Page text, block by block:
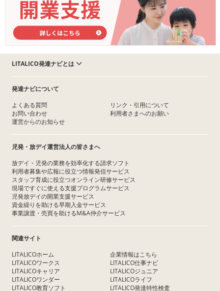
LITALICO発達ナビとは
発達ナビについて
よくある質問
お問い合わせ
運営からのお知らせ
リンク・引用について
利用者さまへのお願い
児発・放デイ運営法人の皆さまへ
放デイ・児発の業務を効率化する請求ソフト
利用者募集や広報に役立つ情報発信サービス
スタッフ育成に役立つオンライン研修サービス
現場ですぐに使える支援プログラムサービス
児発放デイの開業支援サービス
資金繰りを助ける早期入金サービス
事業譲渡・売買を助けるM&A仲介サービス
関連サイト
LITALICOホーム
LITALICOワークス
LITALICOキャリア
LITALICOワンダー
LITALICO教育ソフト
企業情報はこちら
LITALICO仕事ナビ
LITALICOジュニア
LITALICOライフ
LITALICO発達特性検査